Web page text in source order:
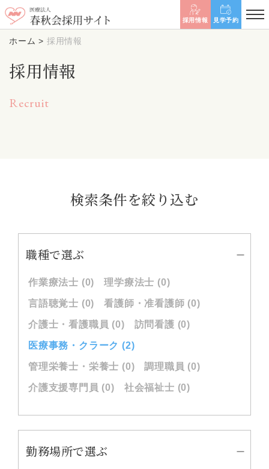
採用情報 見学予約
ホーム > 採用情報
採用情報
Recruit
検索条件を絞り込む
職種で選ぶ
作業療法士 (0) 理学療法士 (0)
言語聴覚士 (0) 看護師・准看護師 (0)
介護士・看護職員 (0) 訪問看護 (0)
医療事務・クラーク (2)
管理栄養士・栄養士 (0) 調理職員 (0)
介護支援専門員 (0) 社会福祉士 (0)
勤務場所で選ぶ